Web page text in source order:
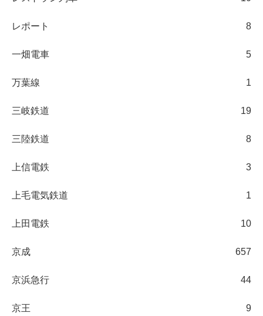
レポート 8
一畑電車 5
万葉線 1
三岐鉄道 19
三陸鉄道 8
上信電鉄 3
上毛電気鉄道 1
上田電鉄 10
京成 657
京浜急行 44
京王 9